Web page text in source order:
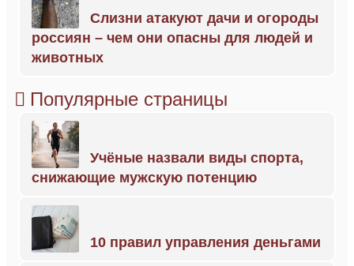
Слизни атакуют дачи и огороды
россиян – чем они опасны для людей и
животных
Популярные страницы
Учёные назвали виды спорта,
снижающие мужскую потенцию
10 правил управления деньгами